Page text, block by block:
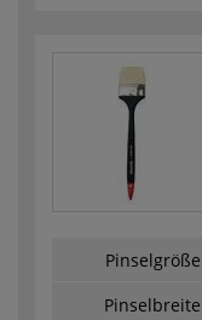
Pinselgröße
Pinselbreite